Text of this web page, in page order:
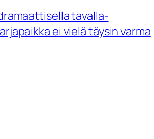
tavalla-
ei vielä täysin varma